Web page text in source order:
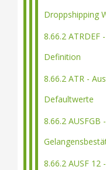
Droppshipping
8.66.2 ATRDEF
Definition
8.66.2 ATR -
Defaultwerte
8.66.2
8.66.2 AUSF 12